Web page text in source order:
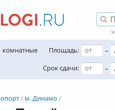
комнатные
Площадь:
–
Срок сдачи:
–
м. Динамо